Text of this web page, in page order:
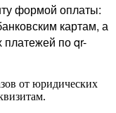
формой оплаты:
картам, а
платежей по qr-
от юридических